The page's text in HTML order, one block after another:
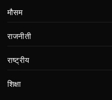
मौसम
राजनीती
राष्ट्रीय
शिक्षा